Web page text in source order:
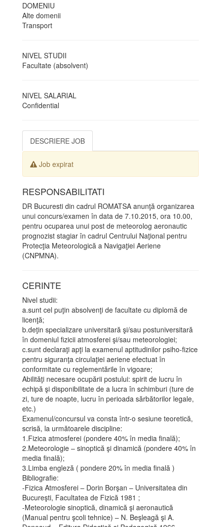
DOMENIU
Alte domenii
Transport
NIVEL STUDII
Facultate (absolvent)
NIVEL SALARIAL
Confidential
DESCRIERE JOB
Job expirat
RESPONSABILITATI
DR Bucuresti din cadrul ROMATSA anunţă organizarea
unui concurs/examen în data de 7.10.2015, ora 10.00,
pentru ocuparea unui post de meteorolog aeronautic
prognozist stagiar în cadrul Centrului Naţional pentru
Protecţia Meteorologică a Navigaţiei Aeriene
(CNPMNA).
CERINTE
Nivel studii:
a.sunt cel puţin absolvenţi de facultate cu diplomă de
licenţă;
b.deţin specializare universitară şi/sau postuniversitară
în domeniul fizicii atmosferei şi/sau meteorologiei;
c.sunt declaraţi apţi la examenul aptitudinilor psiho-fizice
pentru siguranţa circulaţiei aeriene efectuat în
conformitate cu reglementările în vigoare;
Abilităţi necesare ocupării postului: spirit de lucru în
echipă şi disponibilitate de a lucra în schimburi (ture de
zi, ture de noapte, lucru în perioada sărbătorilor legale,
etc.)
Examenul/concursul va consta într-o sesiune teoretică,
scrisă, la următoarele discipline:
1.Fizica atmosferei (pondere 40% în media finală);
2.Meteorologie – sinoptică şi dinamică (pondere 40% în
media finală);
3.Limba engleză ( pondere 20% în media finală )
Bibliografie:
-Fizica Atmosferei – Dorin Borşan – Universitatea din
Bucureşti, Facultatea de Fizică 1981 ;
-Meteorologie sinoptică, dinamică şi aeronautică
(Manual pentru şcoli tehnice) – N. Beşleagă şi A.